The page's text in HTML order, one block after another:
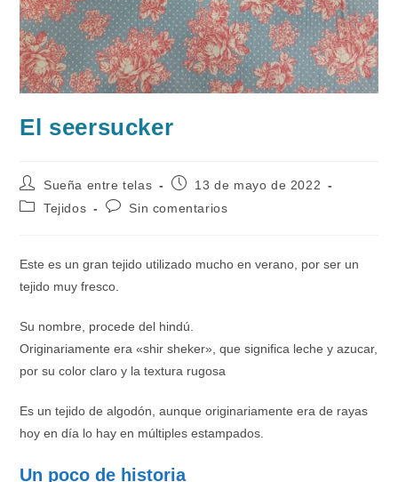
El seersucker
Autor
de
la
Sueña entre telas
Publicación
la
13 de mayo de 2022
Categoría
Tejidos
Comentarios
Sin comentarios
Este es un gran tejido utilizado mucho en verano, por ser un
tejido muy fresco.
Su nombre, procede del hindú.
Originariamente era «shir sheker», que significa leche y azucar,
por su color claro y la textura rugosa
Es un tejido de algodón, aunque originariamente era de rayas
hoy en día lo hay en múltiples estampados.
Un poco de historia